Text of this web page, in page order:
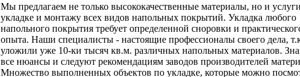
Мы предлагаем не только высококачественные материалы, но и
укладке и монтажу всех видов напольных покрытий. Укладка любого
напольного покрытия требует определенной сноровки и
опыта. Наши специалисты - настоящие профессионалы своего дела,
уложили уже 10-ки тысяч кв.м. различных напольных материалов.
все нюансы и следуют рекомендациям заводов производителей
Множество выполненных объектов по укладке, которые можно